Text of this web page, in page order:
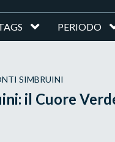
PERIODO
SIMBRUINI
il Cuore